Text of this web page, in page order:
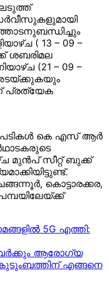
( 13 – 09 –
ശബരിമല
(21 – 09 –
അടയ്ക്കുകയും
പ്രത്യേക
കെ എസ് ആർ
മുൻപ് സീറ്റ് ബുക്ക്
കൊട്ടാരക്കര,
5G എത്തി:
ആരോഗ്യ
എങ്ങനെ